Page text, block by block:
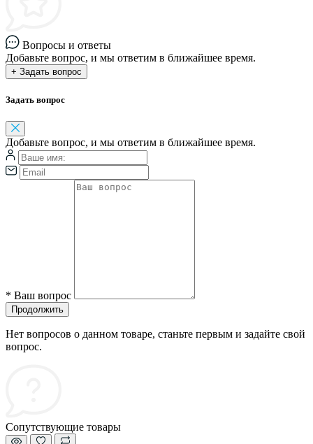
Вопросы и ответы
Добавьте вопрос, и мы ответим в ближайшее время.
+ Задать вопрос
Задать вопрос
Добавьте вопрос, и мы ответим в ближайшее время.
* Ваш вопрос
Продолжить
Нет вопросов о данном товаре, станьте первым и задайте свой
вопрос.
Сопутствующие товары